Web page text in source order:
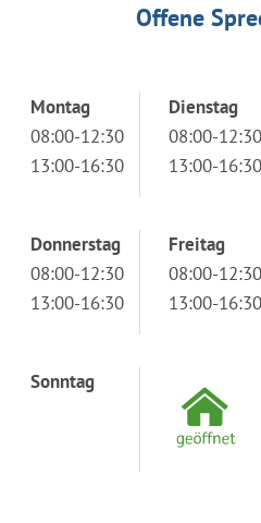
Offene
Montag
08:00-12:30
13:00-16:30
Dienstag
08:00-12:30
13:00-16:30
Donnerstag
08:00-12:30
13:00-16:30
Freitag
08:00-12:30
13:00-16:30
Sonntag